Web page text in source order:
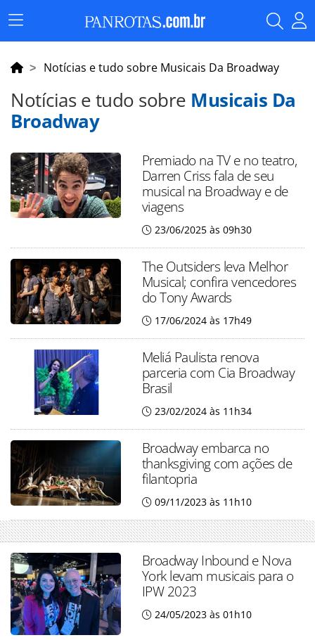
Menu
Principal
Notícias e tudo sobre Musicais Da Broadway
Notícias e tudo sobre Musicais Da
Broadway
Premiado na TV e no teatro,
Darren Criss fala de seu
musical na Broadway e de
viagens
23/06/2025 às 09h30
The Outsiders leva Melhor
Musical; confira vencedores
do Tony Awards
17/06/2024 às 17h49
Meliá Paulista renova
parceria com Cia Broadway
Brasil
23/02/2024 às 11h34
Broadway embarca no
thanksgiving com ações de
filantopria
09/11/2023 às 11h10
Broadway Inbound e Nova
York levam musicais para o
IPW 2023
24/05/2023 às 01h10